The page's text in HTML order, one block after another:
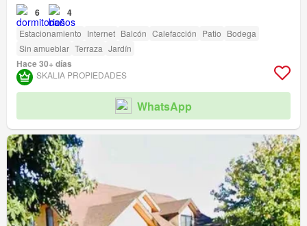
6 4
Estacionamiento Internet Balcón Calefacción Patio Bodega
Sin amueblar Terraza Jardín
Hace 30+ días
SKALIA PROPIEDADES
WhatsApp